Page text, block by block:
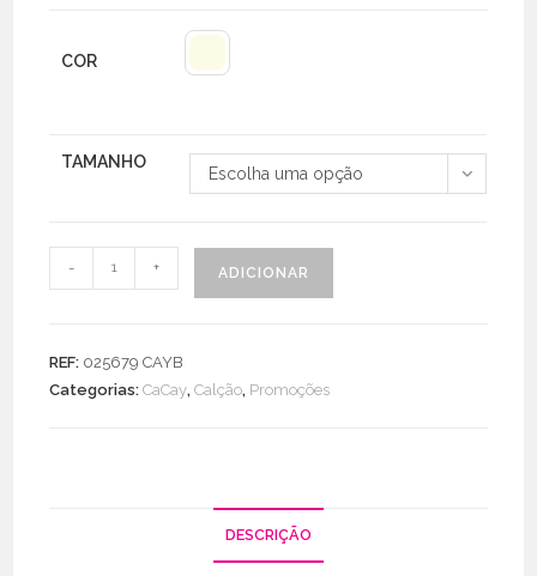
COR
TAMANHO
Escolha uma opção
Quantidade
de
- + ADICIONAR
REF: 025679 CAYB
Categorias:CaCay,Calção, Promoções
DESCRIÇÃO